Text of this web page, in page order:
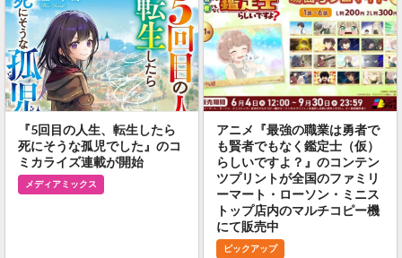
『5回目の人生、転生したら
死にそうな孤児でした』のコ
ミカライズ連載が開始
メディアミックス
アニメ『最強の職業は勇者で
も賢者でもなく鑑定士（仮）
らしいですよ？』のコンテン
ツプリントが全国のファミリ
ーマート・ローソン・ミニス
トップ店内のマルチコピー機
にて販売中
ピックアップ